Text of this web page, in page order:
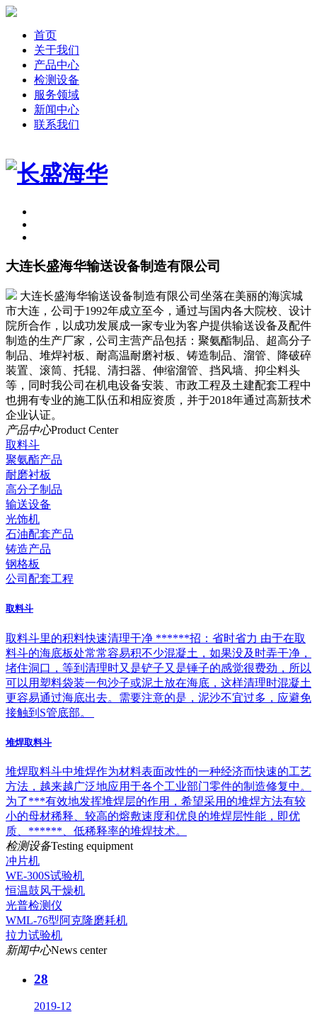
首页
关于我们
产品中心
检测设备
服务领域
新闻中心
联系我们
大连长盛海华输送设备制造有限公司
大连长盛海华输送设备制造有限公司坐落在美丽的海滨城
市大连，公司于1992年成立至今，通过与国内各大院校、设计
院所合作，以成功发展成一家专业为客户提供输送设备及配件
制造的生产厂家，公司主营产品包括：聚氨酯制品、超高分子
制品、堆焊衬板、耐高温耐磨衬板、铸造制品、溜管、降破碎
装置、滚筒、托辊、清扫器、伸缩溜管、挡风墙、抑尘料头
等，同时我公司在机电设备安装、市政工程及土建配套工程中
也拥有专业的施工队伍和相应资质，并于2018年通过高新技术
企业认证。
产品中心Product Center
取料斗
聚氨酯产品
耐磨衬板
高分子制品
输送设备
光饰机
石油配套产品
铸造产品
钢格板
公司配套工程
取料斗
取料斗里的积料快速清理干净 ******招：省时省力 由于在取
料斗的海底板处常常容易积不少混凝土，如果没及时弄干净，
堵住洞口，等到清理时又是铲子又是锤子的感觉很费劲，所以
可以用塑料袋装一包沙子或泥土放在海底，这样清理时混凝土
更容易通过海底出去。需要注意的是，泥沙不宜过多，应避免
接触到S管底部。
堆焊取料斗
堆焊取料斗中堆焊作为材料表面改性的一种经济而快速的工艺
方法，越来越广泛地应用于各个工业部门零件的制造修复中。
为了***有效地发挥堆焊层的作用，希望采用的堆焊方法有较
小的母材稀释、较高的熔敷速度和优良的堆焊层性能，即优
质、******、低稀释率的堆焊技术。
检测设备Testing equipment
冲片机
WE-300S试验机
恒温鼓风干燥机
光普检测仪
WML-76型阿克隆磨耗机
拉力试验机
新闻中心News center
28
2019-12